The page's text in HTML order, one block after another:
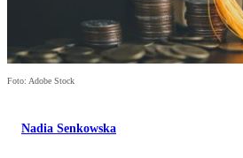
Foto: Adobe Stock
Nadia Senkowska